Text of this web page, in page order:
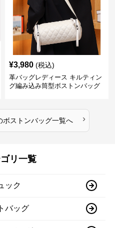
¥3,980 (税込)
革バッグレディース キルティン
グ編み込み筒型ボストンバッグ
ボストンバッグ一覧へ ›
リ一覧
ック
バッグ